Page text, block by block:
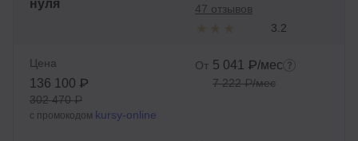
нуля
3.2
47 отзывов
Цена
136 100 ₽
302 470 ₽
с промокодом kursy-online
От 5 041 ₽/мес
7 222 ₽/мес